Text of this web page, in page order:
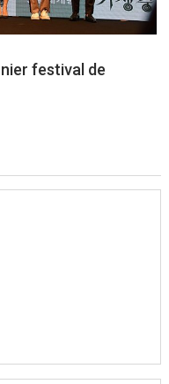
festival de